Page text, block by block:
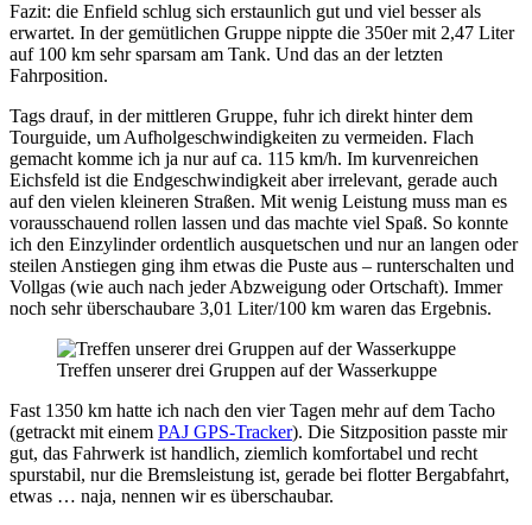
Fazit: die Enfield schlug sich erstaunlich gut und viel besser als
erwartet. In der gemütlichen Gruppe nippte die 350er mit 2,47 Liter
auf 100 km sehr sparsam am Tank. Und das an der letzten
Fahrposition.
Tags drauf, in der mittleren Gruppe, fuhr ich direkt hinter dem
Tourguide, um Aufholgeschwindigkeiten zu vermeiden. Flach
gemacht komme ich ja nur auf ca. 115 km/h. Im kurvenreichen
Eichsfeld ist die Endgeschwindigkeit aber irrelevant, gerade auch
auf den vielen kleineren Straßen. Mit wenig Leistung muss man es
vorausschauend rollen lassen und das machte viel Spaß. So konnte
ich den Einzylinder ordentlich ausquetschen und nur an langen oder
steilen Anstiegen ging ihm etwas die Puste aus – runterschalten und
Vollgas (wie auch nach jeder Abzweigung oder Ortschaft). Immer
noch sehr überschaubare 3,01 Liter/100 km waren das Ergebnis.
Treffen unserer drei Gruppen auf der Wasserkuppe
Fast 1350 km hatte ich nach den vier Tagen mehr auf dem Tacho
(getrackt mit einem PAJ GPS-Tracker). Die Sitzposition passte mir
gut, das Fahrwerk ist handlich, ziemlich komfortabel und recht
spurstabil, nur die Bremsleistung ist, gerade bei flotter Bergabfahrt,
etwas … naja, nennen wir es überschaubar.